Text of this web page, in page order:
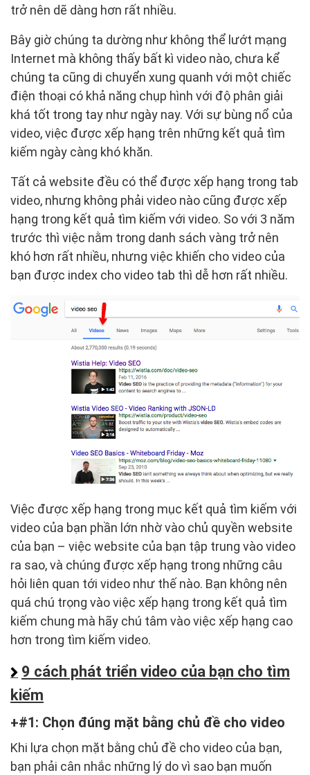
trở nên dẽ dàng hơn rất nhiều.
Bây giờ chúng ta dường như không thể lướt mạng
Internet mà không thấy bất kì video nào, chưa kể
chúng ta cũng di chuyển xung quanh với một chiếc
điện thoại có khả năng chụp hình với độ phân giải
khá tốt trong tay như ngày nay. Với sự bùng nổ của
video, việc được xếp hạng trên những kết quả tìm
kiếm ngày càng khó khăn.
Tất cả website đều có thể được xếp hạng trong tab
video, nhưng không phải video nào cũng được xếp
hạng trong kết quả tìm kiếm với video. So với 3 năm
trước thì việc nằm trong danh sách vàng trở nên
khó hơn rất nhiều, nhưng việc khiến cho video của
bạn được index cho video tab thì dễ hơn rất nhiều.
Việc được xếp hạng trong mục kết quả tìm kiếm với
video của bạn phần lớn nhờ vào chủ quyền website
của bạn – việc website của bạn tập trung vào video
ra sao, và chúng được xếp hạng trong những câu
hỏi liên quan tới video như thế nào. Bạn không nên
quá chú trọng vào việc xếp hạng trong kết quả tìm
kiếm chung mà hãy chú tâm vào việc xếp hạng cao
hơn trong tìm kiếm video.
9 cách phát triển video của bạn cho tìm
kiếm
#1: Chọn đúng mặt bằng chủ đề cho video
Khi lựa chọn mặt bằng chủ đề cho video của bạn,
bạn phải cân nhắc những lý do vì sao bạn muốn